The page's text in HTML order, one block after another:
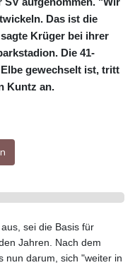
Das ist die
Krüger bei ihrer
Die 41-
gewechselt ist, tritt
Kuntz an.
sei die Basis für
Jahren. Nach dem
nun darum, sich "weiter in